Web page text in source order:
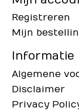
Registreren
Mijn
Informatie
Algemene
Disclaimer
Privacy